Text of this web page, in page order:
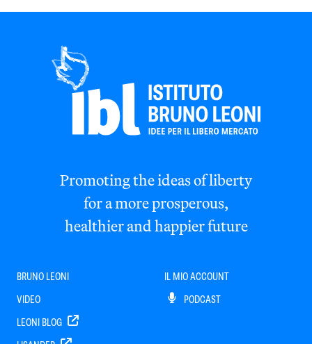
Promoting the ideas of liberty
for a more prosperous,
healthier and happier future
BRUNO LEONI
VIDEO
LEONI BLOG
IL MIO ACCOUNT
PODCAST